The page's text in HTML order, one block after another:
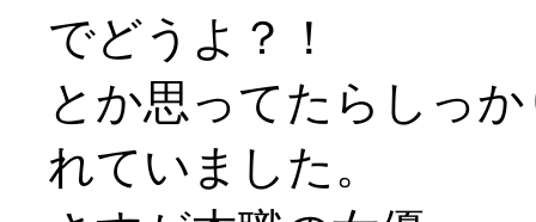
でどうよ？！
とか思ってたらしっ
れていました。